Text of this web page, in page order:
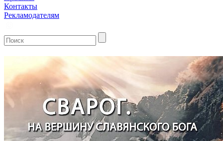
Контакты
Рекламодателям